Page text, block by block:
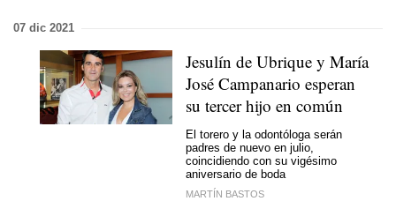
07 dic 2021
Jesulín de Ubrique y María
José Campanario esperan
su tercer hijo en común
El torero y la odontóloga serán
padres de nuevo en julio,
coincidiendo con su vigésimo
aniversario de boda
MARTÍN BASTOS